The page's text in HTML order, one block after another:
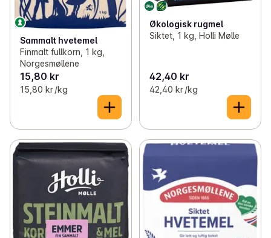
Sammalt hvetemel
Finmalt fullkorn, 1 kg,
Norgesmøllene
15,80 kr
15,80 kr /kg
Økologisk rugmel
Siktet, 1 kg, Holli Mølle
42,40 kr
42,40 kr /kg